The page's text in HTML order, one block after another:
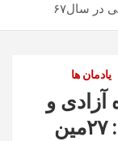
یادمان ها
آزادی و
سوسیالیزم را در آمستردام: ۲۷مین